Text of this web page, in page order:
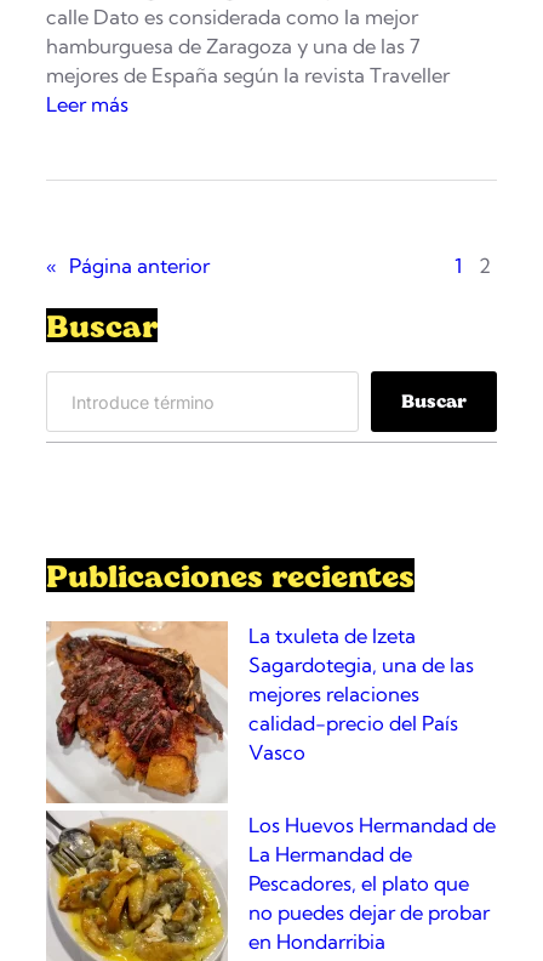
calle Dato es considerada como la mejor
hamburguesa de Zaragoza y una de las 7
mejores de España según la revista Traveller
Leer más:
r
g
u
s
o
s
t
a
z
a
Z
a
r
a
g
o
z
a
« Página anterior 1 2
Buscar
a
Buscar
Publicaciones recientes
La txuleta de Izeta
Sagardotegia, una de las
mejores relaciones
calidad-precio del País
Vasco
Los Huevos Hermandad de
La Hermandad de
Pescadores, el plato que
no puedes dejar de probar
en Hondarribia